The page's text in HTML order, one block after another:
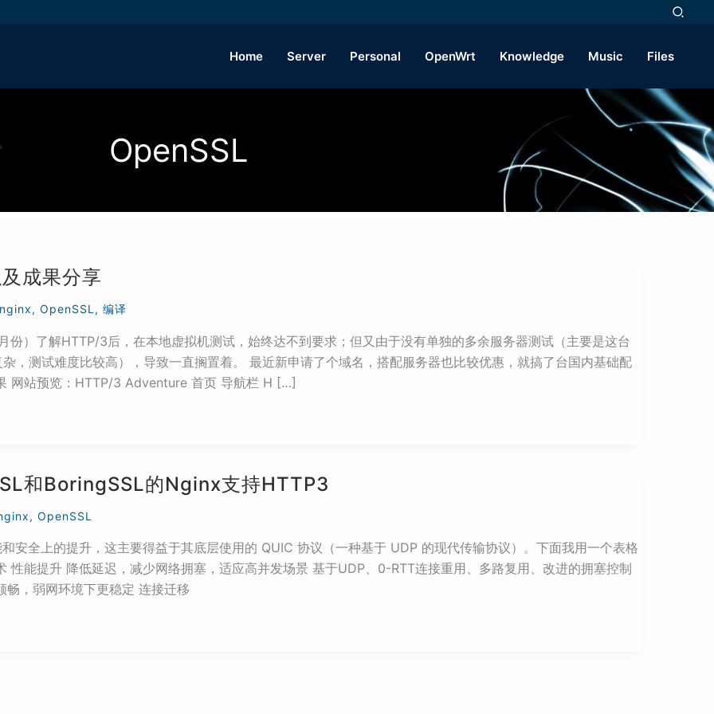
Home Server Personal OpenWrt Knowledge Music Files
OpenSSL
成果分享
nginx, OpenSSL , 编译
）了解HTTP/3后，在本地虚拟机测试，始终达不到要求；但又由于没有单独的多余服务器测试（主要是这台
，测试难度比较高），导致一直搁置着。 最近新申请了个域名，搭配服务器也比较优惠，就搞了台国内基础配
网站预览：HTTP/3 Adventure 首页 导航栏 H […]
和BoringSSL的Nginx支持HTTP3
, OpenSSL
安全上的提升，这主要得益于其底层使用的 QUIC 协议（一种基于 UDP 的现代传输协议）。下面我用一个表格
性能提升 降低延迟，减少网络拥塞，适应高并发场景 基于UDP、0-RTT连接重用、多路复用、改进的拥塞控制
，弱网环境下更稳定 连接迁移